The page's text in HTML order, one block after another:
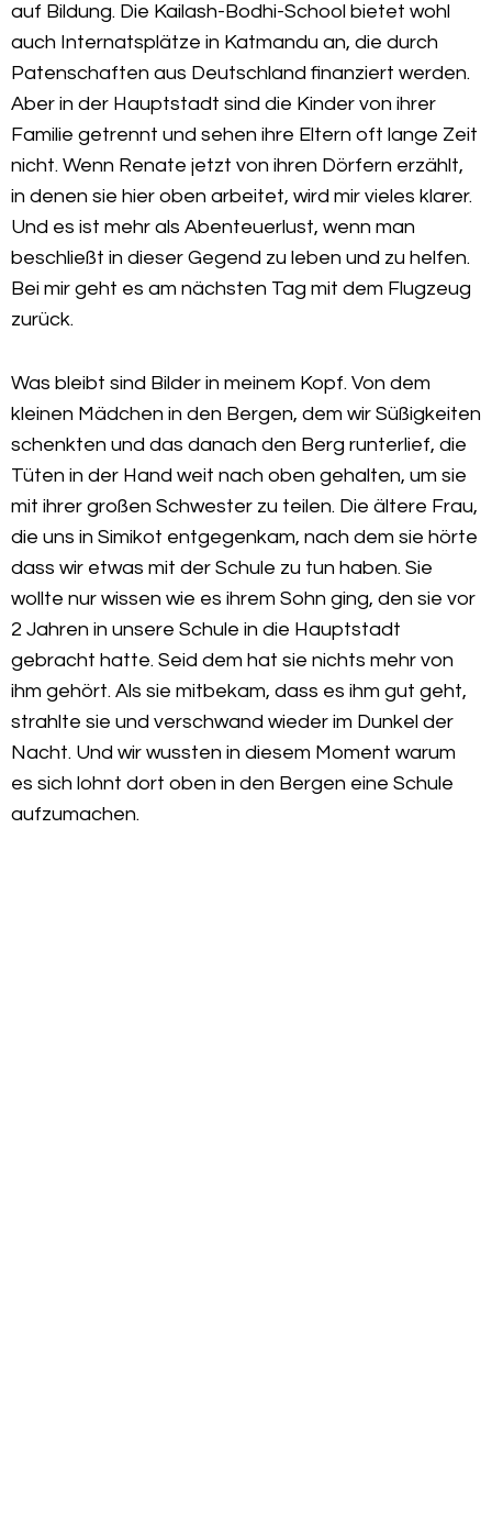
auf Bildung. Die Kailash-Bodhi-School bietet wohl
auch Internatsplätze in Katmandu an, die durch
Patenschaften aus Deutschland finanziert werden.
Aber in der Hauptstadt sind die Kinder von ihrer
Familie getrennt und sehen ihre Eltern oft lange Zeit
nicht. Wenn Renate jetzt von ihren Dörfern erzählt,
in denen sie hier oben arbeitet, wird mir vieles klarer.
Und es ist mehr als Abenteuerlust, wenn man
beschließt in dieser Gegend zu leben und zu helfen.
Bei mir geht es am nächsten Tag mit dem Flugzeug
zurück.
Was bleibt sind Bilder in meinem Kopf. Von dem
kleinen Mädchen in den Bergen, dem wir Süßigkeiten
schenkten und das danach den Berg runterlief, die
Tüten in der Hand weit nach oben gehalten, um sie
mit ihrer großen Schwester zu teilen. Die ältere Frau,
die uns in Simikot entgegenkam, nach dem sie hörte
dass wir etwas mit der Schule zu tun haben. Sie
wollte nur wissen wie es ihrem Sohn ging, den sie vor
2 Jahren in unsere Schule in die Hauptstadt
gebracht hatte. Seid dem hat sie nichts mehr von
ihm gehört. Als sie mitbekam, dass es ihm gut geht,
strahlte sie und verschwand wieder im Dunkel der
Nacht. Und wir wussten in diesem Moment warum
es sich lohnt dort oben in den Bergen eine Schule
aufzumachen.